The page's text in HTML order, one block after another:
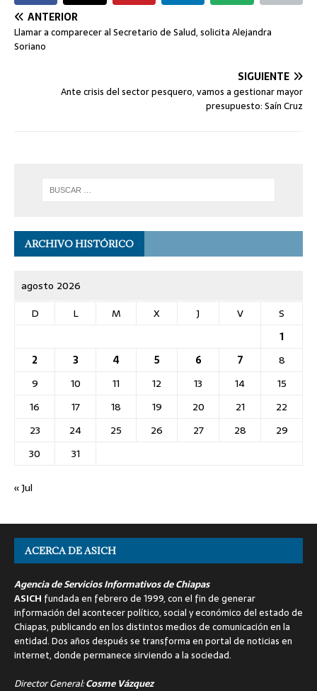
ANTERIOR
Llamar a comparecer al Secretario de Salud, solicita Alejandra
Soriano
SIGUIENTE
Ante crisis del sector pesquero, vamos a gestionar mayor
presupuesto: Saín Cruz
ARCHIVO HISTÓRICO
agosto 2026
D
L M X J V
S
1
2
3 4 5 6 7
8
9
10 11 12 13 14
15
16
17 18 19 20 21
22
23
24 25 26 27 28
29
30
31
« Jul
ACERCA DE ASICH
Agencia de Servicios Informativos de Chiapas
ASICH fundada en febrero de 1999, con el fin de generar
información del acontecer político, social y económico del estado de
Chiapas, publicando en los distintos medios de comunicación en la
entidad. Dos años después se transforma en portal de noticias en
internet, donde permanece sirviendo a la sociedad.
Director General:Cosme Vázquez